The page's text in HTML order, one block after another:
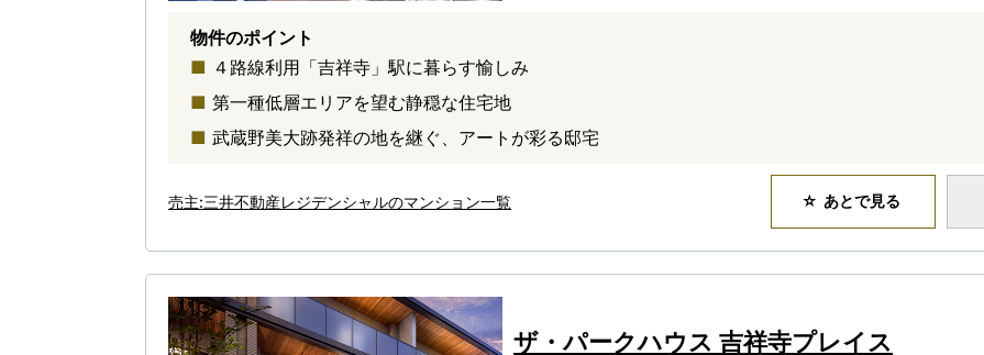
物件のポイント
４路線利用「吉祥寺」駅に暮らす愉しみ
第一種低層エリアを望む静穏な住宅地
武蔵野美大跡発祥の地を継ぐ、アートが彩る邸宅
売主:三井不動産レジデンシャルのマンション一覧 あとで見る
ザ・パークハウス 吉祥寺プレイス